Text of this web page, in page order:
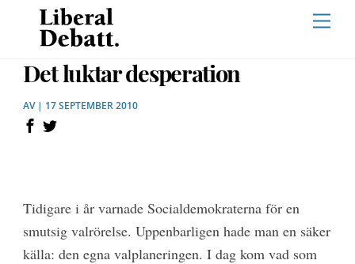
content
Det luktar desperation
AV | 17 SEPTEMBER 2010
Tidigare i år varnade Socialdemokraterna för en
smutsig valrörelse. Uppenbarligen hade man en säker
källa: den egna valplaneringen. I dag kom vad som